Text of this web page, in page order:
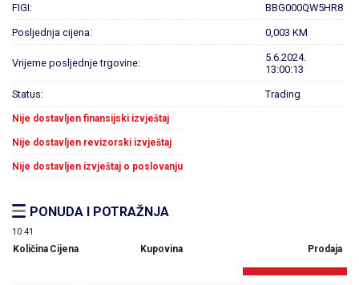
FIGI: BBG000QW5HR8
Posljednja cijena: 0,003 KM
Vrijeme posljednje trgovine:
5.6.2024.
13:00:13
Status: Trading
Nije dostavljen finansijski izvještaj
Nije dostavljen revizorski izvještaj
Nije dostavljen izvještaj o poslovanju
PONUDA I POTRAŽNJA
10:41
Količina Cijena Kupovina Prodaja